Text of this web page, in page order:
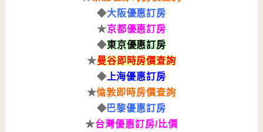
◆大阪優惠訂房
★京都優惠訂房
◆東京優惠訂房
★曼谷即時房價查詢
◆上海優惠訂房
★倫敦即時房價查詢
◆巴黎優惠訂房
★台灣優惠訂房/比價